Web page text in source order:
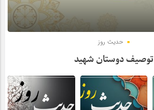
حدیث روز
توصیف دوستان شهید